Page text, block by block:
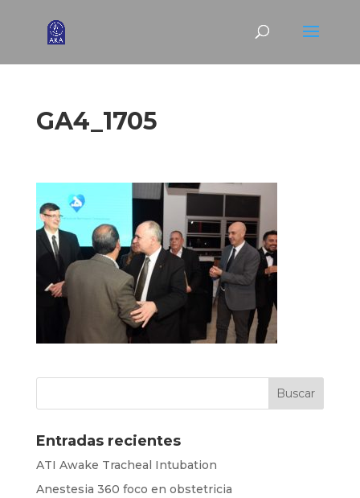
GA4_1705
Entradas recientes
ATI Awake Tracheal Intubation
Anestesia 360 foco en obstetricia